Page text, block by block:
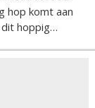
hop komt aan
hoppig